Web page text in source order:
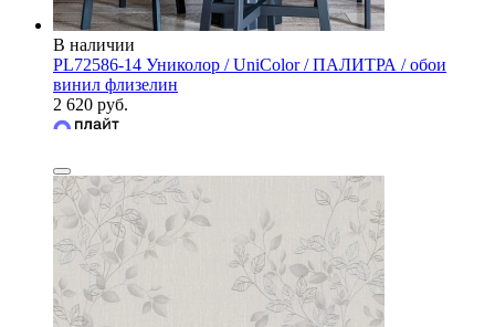
В наличии
PL72586-14 Униколор / UniColor / ПАЛИТРА / обои
винил флизелин
2 620 руб.